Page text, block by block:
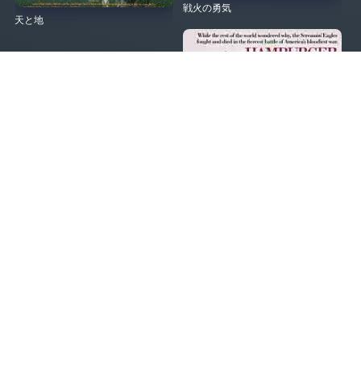
戦火の勇気
天と地